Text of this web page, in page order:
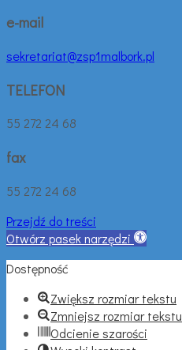
e-mail
sekretariat@zsp1malbork.pl
TELEFON
55 272 24 68
fax
55 272 24 68
Przejdź do treści
Otwórz pasek narzędzi
Dostępność
Zwiększ rozmiar tekstu
Zmniejsz rozmiar tekstu
Odcienie szarości